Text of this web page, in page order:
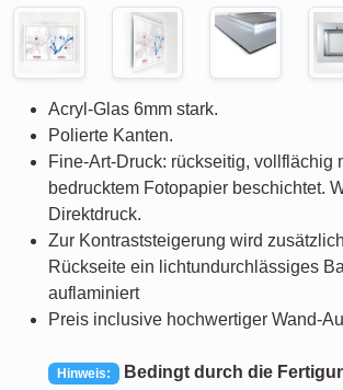
Acryl-Glas 6mm stark.
Polierte Kanten.
Fine-Art-Druck: rückseitig, vollflächig
bedrucktem Fotopapier beschichtet.
Direktdruck.
Zur Kontraststeigerung wird
Rückseite ein lichtundurchlässiges
auflaminiert
Preis inclusive hochwertiger Wand-
Hinweis:
Bedingt durch die